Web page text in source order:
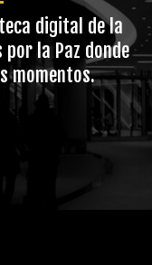
digital de la
la Paz donde
momentos.